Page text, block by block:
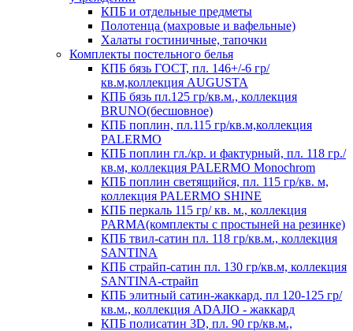
КПБ и отдельные предметы
Полотенца (махровые и вафельные)
Халаты гостиничные, тапочки
Комплекты постельного белья
КПБ бязь ГОСТ, пл. 146+/-6 гр/
кв.м,коллекция AUGUSTA
КПБ бязь пл.125 гр/кв.м., коллекция
BRUNO(бесшовное)
КПБ поплин, пл.115 гр/кв.м,коллекция
PALERMO
КПБ поплин гл./кр. и фактурный, пл. 118 гр./
кв.м, коллекция PALERMO Monochrom
КПБ поплин светящийся, пл. 115 гр/кв. м,
коллекция PALERMO SHINE
КПБ перкаль 115 гр/ кв. м., коллекция
PARMA(комплекты с простыней на резинке)
КПБ твил-сатин пл. 118 гр/кв.м., коллекция
SANTINA
КПБ страйп-сатин пл. 130 гр/кв.м, коллекция
SANTINA-страйп
КПБ элитный сатин-жаккард, пл 120-125 гр/
кв.м., коллекция ADAJIO - жаккард
КПБ полисатин 3D, пл. 90 гр/кв.м.,